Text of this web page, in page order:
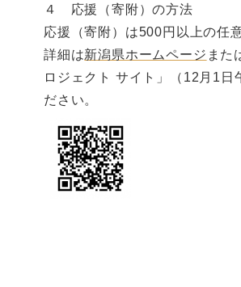
４ 応援（寄附）の方法
応援（寄附）は500円以上の任
詳細は新潟県ホームページ また
ロジェクト サイト」（12月1日
ださい。